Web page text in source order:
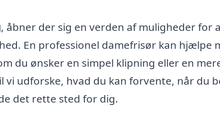
, åbner der sig en verden af muligheder for
En professionel damefrisør kan hjælpe
du ønsker en simpel klipning eller en
udforske, hvad du kan forvente, når du
det rette sted for dig.